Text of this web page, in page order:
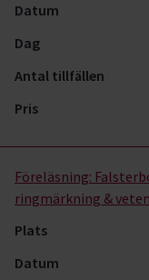
Datum
Dag
Antal tillfällen
Pris
Föreläsning:
ringmärkning &
Plats
Datum